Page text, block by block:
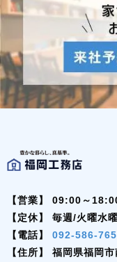
【営業】
09:00～
【定休】
毎週/火曜水曜
【電話】
092-586-
【住所】
福岡県福岡